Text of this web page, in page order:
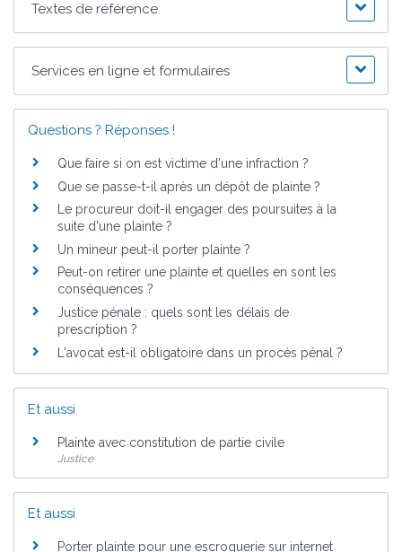
Textes de référence
Services en ligne et formulaires
Questions ? Réponses !
Que faire si on est victime d'une infraction ?
Que se passe-t-il après un dépôt de plainte ?
Le procureur doit-il engager des poursuites à la
suite d'une plainte ?
Un mineur peut-il porter plainte ?
Peut-on retirer une plainte et quelles en sont les
conséquences ?
Justice pénale : quels sont les délais de
prescription ?
L'avocat est-il obligatoire dans un procès pénal ?
Et aussi
Plainte avec constitution de partie civile
Justice
Et aussi
Porter plainte pour une escroquerie sur internet